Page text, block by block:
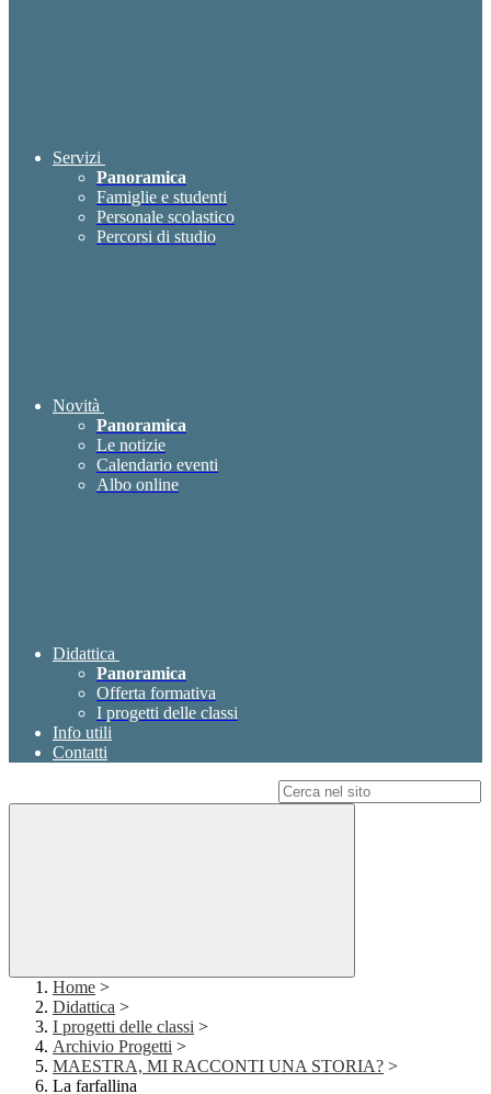
Servizi
Panoramica
Famiglie e studenti
Personale scolastico
Percorsi di studio
Novità
Panoramica
Le notizie
Calendario eventi
Albo online
Didattica
Panoramica
Offerta formativa
I progetti delle classi
Info utili
Contatti
Home >
Didattica >
I progetti delle classi >
Archivio Progetti >
MAESTRA, MI RACCONTI UNA STORIA? >
La farfallina